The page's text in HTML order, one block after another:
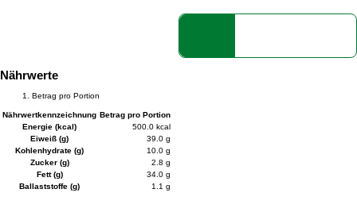
Nährwerte
Betrag pro Portion
Nährwertkennzeichnung Betrag pro Portion
Energie (kcal)
500.0 kcal
Eiweiß (g)
39.0 g
Kohlenhydrate (g)
10.0 g
Zucker (g)
2.8 g
Fett (g)
34.0 g
Ballaststoffe (g)
1.1 g